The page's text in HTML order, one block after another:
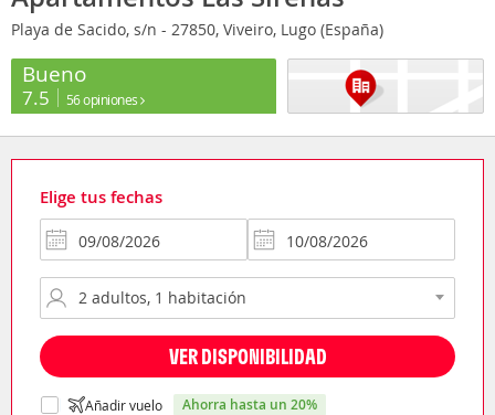
Playa de Sacido, s/n - 27850, Viveiro, Lugo (España)
Bueno
7.5 56 opiniones
Elige tus fechas
VER DISPONIBILIDAD
Añadir vuelo ahorra hasta un 20%